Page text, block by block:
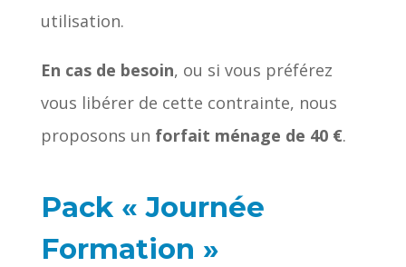
utilisation.
En cas de besoin, ou si vous préférez
vous libérer de cette contrainte, nous
proposons un forfait ménage de 40 €.
Pack « Journée
Formation »